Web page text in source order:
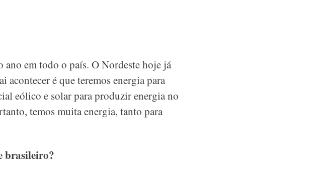
ano em todo o país. O Nordeste hoje já
é que teremos energia para
eólico e solar para produzir energia no
temos muita energia, tanto para
brasileiro?